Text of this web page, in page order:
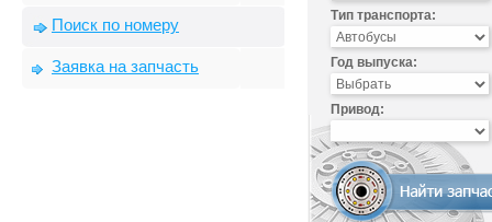
Поиск по номеру
Заявка на запчасть
Тип транспорта:
Год выпуска:
Привод: